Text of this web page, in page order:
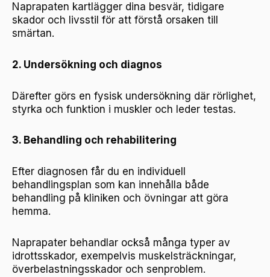
Naprapaten kartlägger dina besvär, tidigare
skador och livsstil för att förstå orsaken till
smärtan.
2. Undersökning och diagnos
Därefter görs en fysisk undersökning där rörlighet,
styrka och funktion i muskler och leder testas.
3. Behandling och rehabilitering
Efter diagnosen får du en individuell
behandlingsplan som kan innehålla både
behandling på kliniken och övningar att göra
hemma.
Naprapater behandlar också många typer av
idrottsskador, exempelvis muskelsträckningar,
överbelastningsskador och senproblem.